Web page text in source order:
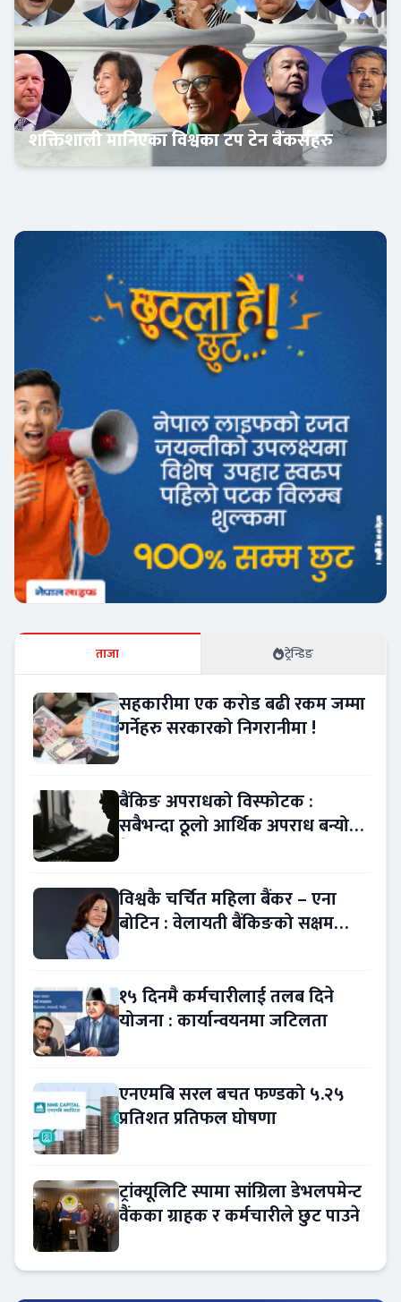
शक्तिशाली मानिएका विश्वका टप टेन बैंकर्सहरु
ताजा ट्रेन्डिङ
सहकारीमा एक करोड बढी रकम जम्मा
गर्नेहरु सरकारको निगरानीमा !
बैंकिङ अपराधको विस्फोटक :
सबैभन्दा ठूलो आर्थिक अपराध बन्यो
विश्वकै चर्चित महिला बैंकर – एना
बोटिन : वेलायती बैंकिङको सक्षम
१५ दिनमै कर्मचारीलाई तलब दिने
योजना : कार्यान्वयनमा जटिलता
एनएमबि सरल बचत फण्डको ५.२५
प्रतिशत प्रतिफल घोषणा
ट्रांक्यूलिटि स्पामा सांग्रिला डेभलपमेन्ट
वैंकका ग्राहक र कर्मचारीले छुट पाउने